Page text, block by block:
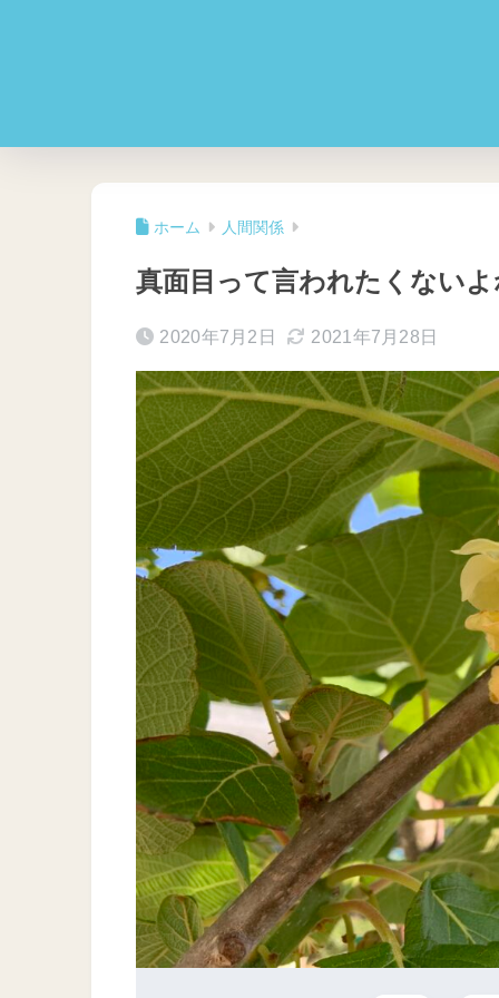
ホーム 人間関係
真面目って言われたくない
2020年7月2日 2021年7月28日